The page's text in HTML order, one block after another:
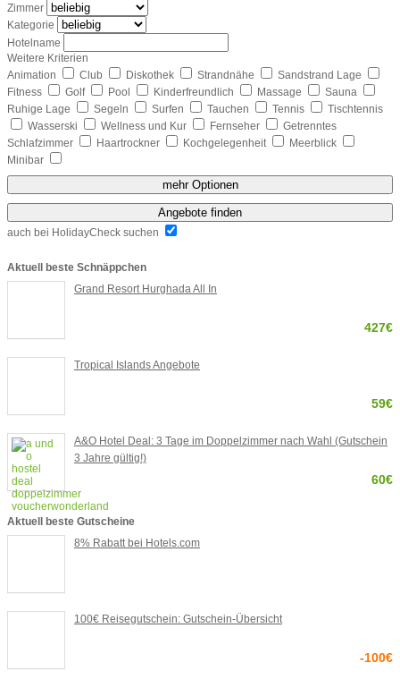
Zimmer
Kategorie
Hotelname
Weitere Kriterien
Animation
Club Diskothek Strandnähe
Sandstrand Lage
Fitness
Golf Pool Kinderfreundlich Massage
Sauna
Ruhige Lage
Segeln Surfen Tauchen Tennis
Tischtennis
Wasserski
Wellness und Kur Fernseher
Getrenntes
Schlafzimmer
Haartrockner Kochgelegenheit
Meerblick
Minibar
mehr Optionen
Angebote finden
auch bei HolidayCheck suchen
Aktuell beste Schnäppchen
Grand Resort Hurghada All In
427€
Tropical Islands Angebote
59€
A&O Hotel Deal: 3 Tage im Doppelzimmer nach Wahl (Gutschein
3 Jahre gültig!)
60€
Aktuell beste Gutscheine
8% Rabatt bei Hotels.com
100€ Reisegutschein: Gutschein-Übersicht
-100€